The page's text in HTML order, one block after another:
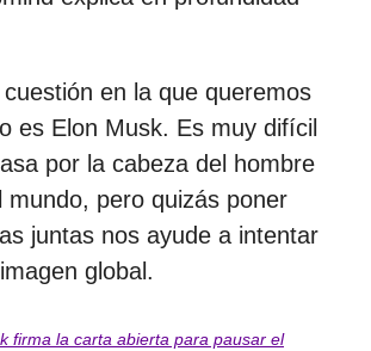
en la que queremos
es Elon Musk. Es muy difícil
por la cabeza del hombre
mundo, pero quizás poner
juntas nos ayude a intentar
global.
firma la carta abierta para pausar el